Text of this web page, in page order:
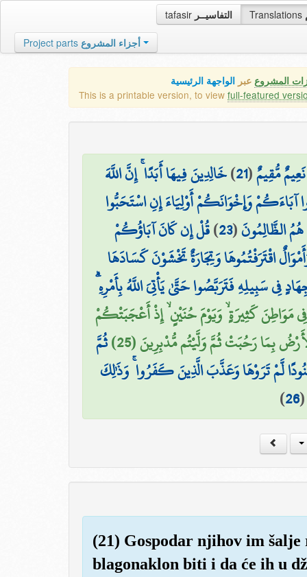
tafasir التفاسيــر Translations
Project parts أجزاء المشروع
المشروع عبر الواجهة الرئيسية
This is a printable version, to view full-featured
مُّقِيمٌ(
21
)خَالِدِينَ فِيهَا أَبَدًا ۚ إِنَّ اللَّهَ
آبَاءَكُمْ وَإِخْوَانَكُمْ أَوْلِيَاءَ إِنِ اسْتَحَبُّوا
الظَّالِمُونَ(
23
)قُلْ إِن كَانَ آبَاؤُكُمْ
اقْتَرَفْتُمُوهَا وَتِجَارَةٌ تَخْشَوْنَ كَسَادَهَا
سَبِيلِهِ فَتَرَبَّصُوا حَتَّىٰ يَأْتِيَ اللَّهُ بِأَمْرِهِ
مَوَاطِنَ كَثِيرَةٍ ۙ وَيَوْمَ حُنَيْنٍ ۙ إِذْ أَعْجَبَتْكُمْ
رَحُبَتْ ثُمَّ وَلَّيْتُم مُّدْبِرِينَ (25)
ثُمَّ
لَّمْ تَرَوْهَا وَعَذَّبَ الَّذِينَ كَفَرُوا ۚ وَذَٰلِكَ
26
)
(21) Gospodar njihov im
blagonaklon biti i da će ih u